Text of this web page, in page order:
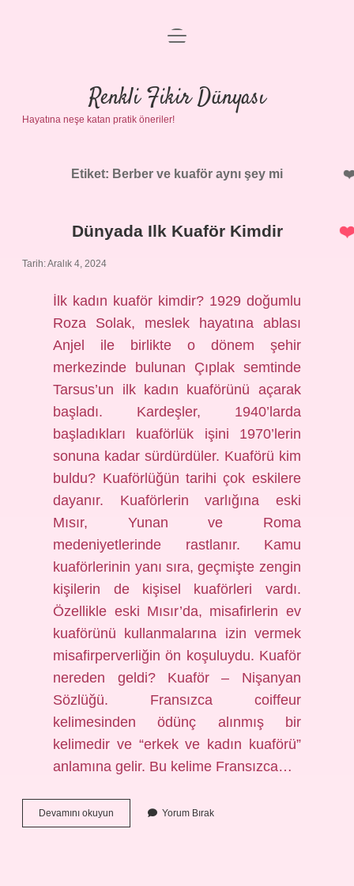
Anasayfa
Gizlilik Politikası
Yasal Uyarı
menüyü
Renkli Fikir Dünyası
Hayatına neşe katan pratik öneriler!
Etiket: Berber ve kuaför aynı şey mi
Dünyada Ilk Kuaför Kimdir
Tarih: Aralık 4, 2024
İlk kadın kuaför kimdir? 1929 doğumlu
Roza Solak, meslek hayatına ablası
Anjel ile birlikte o dönem şehir
merkezinde bulunan Çıplak semtinde
Tarsus’un ilk kadın kuaförünü açarak
başladı. Kardeşler, 1940’larda
başladıkları kuaförlük işini 1970’lerin
sonuna kadar sürdürdüler. Kuaförü kim
buldu? Kuaförlüğün tarihi çok eskilere
dayanır. Kuaförlerin varlığına eski
Mısır, Yunan ve Roma
medeniyetlerinde rastlanır. Kamu
kuaförlerinin yanı sıra, geçmişte zengin
kişilerin de kişisel kuaförleri vardı.
Özellikle eski Mısır’da, misafirlerin ev
kuaförünü kullanmalarına izin vermek
misafirperverliğin ön koşuluydu. Kuaför
nereden geldi? Kuaför – Nişanyan
Sözlüğü. Fransızca coiffeur
kelimesinden ödünç alınmış bir
kelimedir ve “erkek ve kadın kuaförü”
anlamına gelir. Bu kelime Fransızca…
Devamını okuyun Dünyada
Ilk
Yorum Bırak